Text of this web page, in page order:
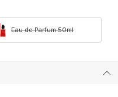
Eau de Parfum 50ml